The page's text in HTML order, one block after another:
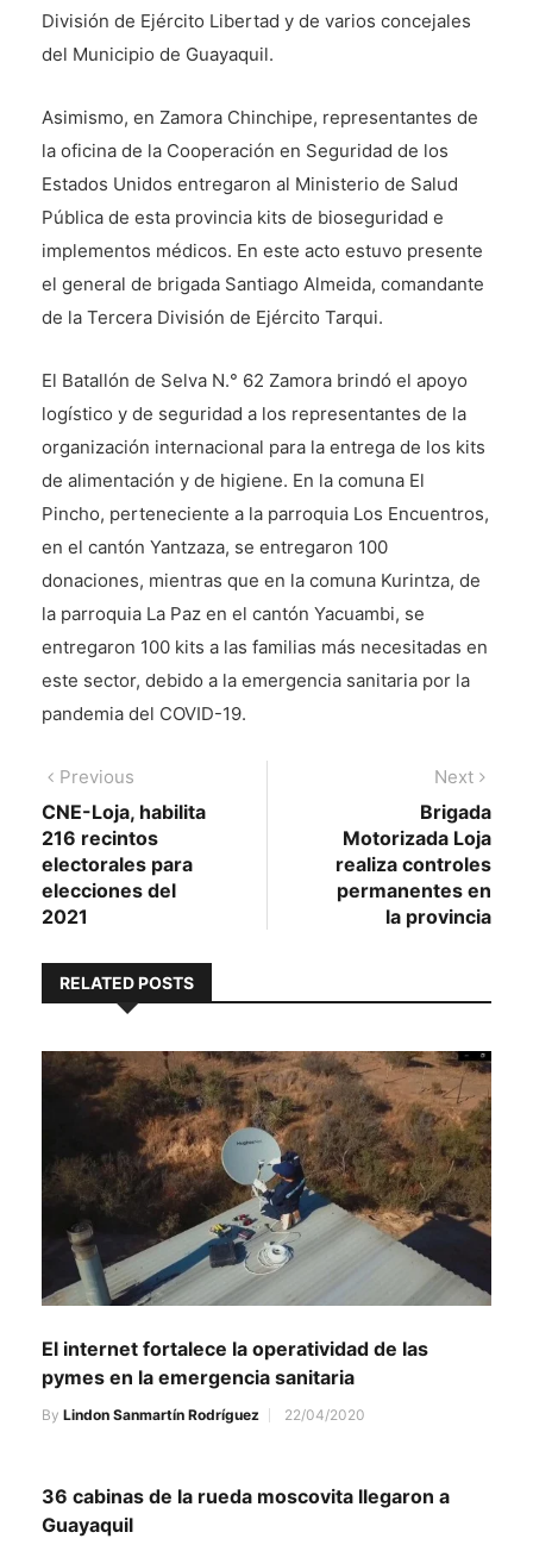
División de Ejército Libertad y de varios concejales
del Municipio de Guayaquil.
Asimismo, en Zamora Chinchipe, representantes de
la oficina de la Cooperación en Seguridad de los
Estados Unidos entregaron al Ministerio de Salud
Pública de esta provincia kits de bioseguridad e
implementos médicos. En este acto estuvo presente
el general de brigada Santiago Almeida, comandante
de la Tercera División de Ejército Tarqui.
El Batallón de Selva N.° 62 Zamora brindó el apoyo
logístico y de seguridad a los representantes de la
organización internacional para la entrega de los kits
de alimentación y de higiene. En la comuna El
Pincho, perteneciente a la parroquia Los Encuentros,
en el cantón Yantzaza, se entregaron 100
donaciones, mientras que en la comuna Kurintza, de
la parroquia La Paz en el cantón Yacuambi, se
entregaron 100 kits a las familias más necesitadas en
este sector, debido a la emergencia sanitaria por la
pandemia del COVID-19.
Navegación
de
entradas
Previous
post:
CNE-Loja, habilita
216 recintos
electorales para
elecciones del
2021
Next
post:
Brigada
Motorizada Loja
realiza controles
permanentes en
la provincia
RELATED POSTS
El internet fortalece la operatividad de las
pymes en la emergencia sanitaria
By Lindon Sanmartín Rodríguez 22/04/2020
36 cabinas de la rueda moscovita llegaron a
Guayaquil